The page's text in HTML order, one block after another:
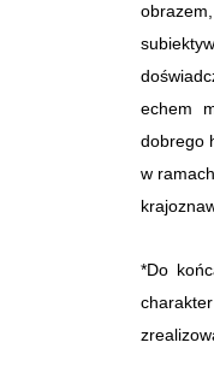
echem
dobrego
w
*Do